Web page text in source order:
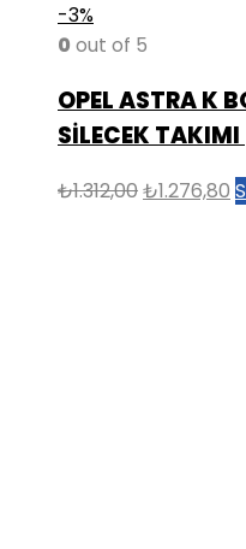
-3%
0 out of 5
OPEL ASTRA K
SİLECEK
₺1.312,00Orijinal
₺1.276,80